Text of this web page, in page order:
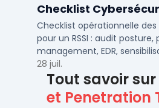
Checklist
Checklist opérationnelle
pour un RSSI : audit posture,
management, EDR,
NIS2 et plan de continuité.
28 juil.
Tout savoir sur
et Penetration